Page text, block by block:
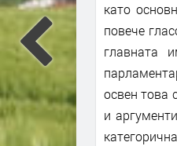
като
повече
главната
освен това
и